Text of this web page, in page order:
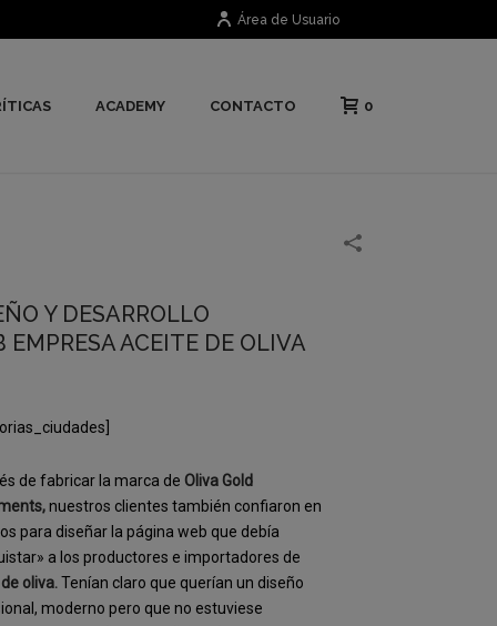
Área de Usuario
ACADEMY CONTACTO 0
Y DESARROLLO
EMPRESA ACEITE DE OLIVA
de fabricar la marca de Oliva Gold
nuestros clientes también confiaron en
para diseñar la página web que debía
a los productores e importadores de
oliva.Tenían claro que querían un diseño
moderno pero que no estuviese